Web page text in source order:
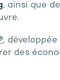
, ainsi que
,
des